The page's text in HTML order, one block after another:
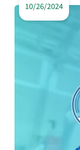
10/26/2024